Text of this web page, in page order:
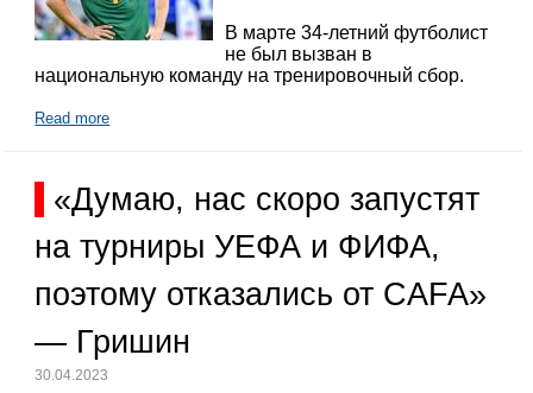
В марте 34-летний футболист
не был вызван в
национальную команду на тренировочный сбор.
Read more
«Думаю, нас скоро запустят
на турниры УЕФА и ФИФА,
поэтому отказались от CAFA»
— Гришин
30.04.2023